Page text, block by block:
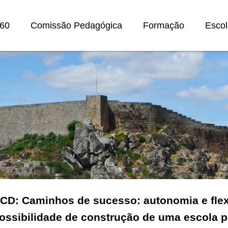
Comissão Pedagógica Formação
Caminhos de sucesso: autonomia e
de construção de uma escola